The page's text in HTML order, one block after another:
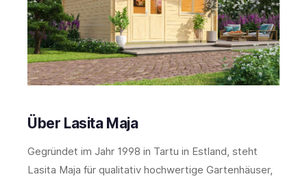
Über Lasita Maja
Gegründet im Jahr 1998 in Tartu in Estland, steht
Lasita Maja für qualitativ hochwertige Gartenhäuser,